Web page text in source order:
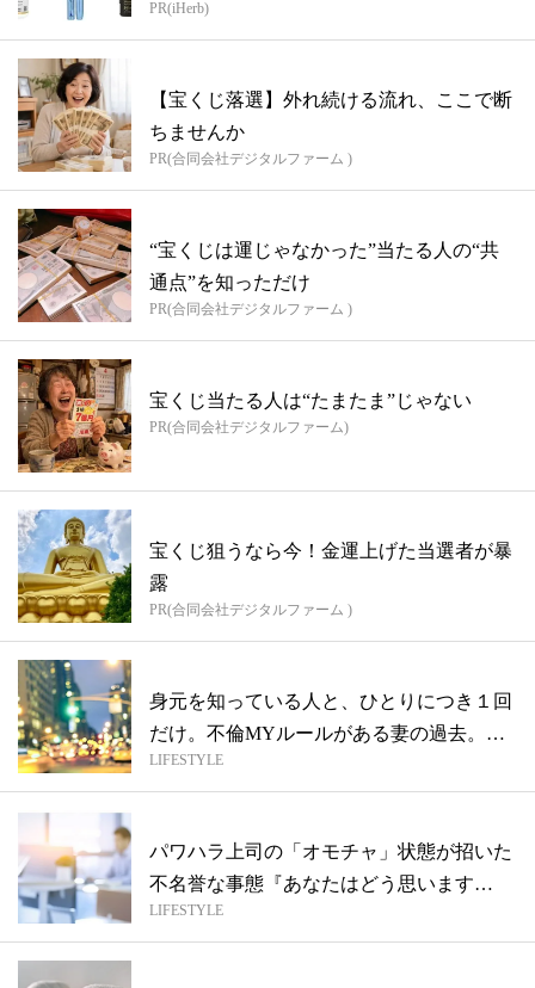
PR(iHerb)
【宝くじ落選】外れ続ける流れ、ここで断
ちませんか
PR(合同会社デジタルファーム )
“宝くじは運じゃなかった”当たる人の“共
通点”を知っただけ
PR(合同会社デジタルファーム )
宝くじ当たる人は“たまたま”じゃない
PR(合同会社デジタルファーム)
宝くじ狙うなら今！金運上げた当選者が暴
露
PR(合同会社デジタルファーム )
身元を知っている人と、ひとりにつき１回
だけ。不倫MYルールがある妻の過去。
『あな...
LIFESTYLE
パワハラ上司の「オモチャ」状態が招いた
不名誉な事態『あなたはどう思います
か？』
LIFESTYLE